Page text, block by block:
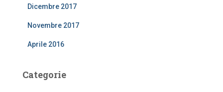
Dicembre 2017
Novembre 2017
Aprile 2016
Categorie